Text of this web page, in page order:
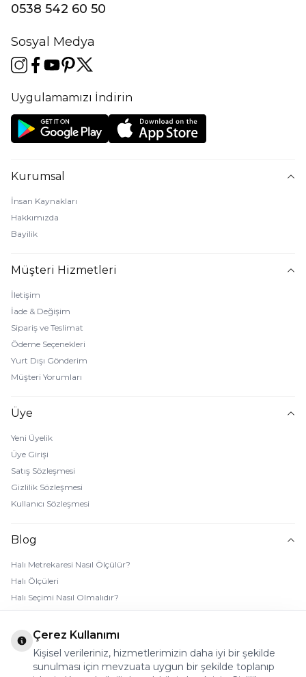
0538 542 60 50
Sosyal Medya
Uygulamamızı İndirin
Kurumsal
İnsan Kaynakları
Hakkımızda
Bayilik
Müşteri Hizmetleri
İletişim
İade & Değişim
Sipariş ve Teslimat
Ödeme Seçenekleri
Yurt Dışı Gönderim
Müşteri Yorumları
Üye
Yeni Üyelik
Üye Girişi
Satış Sözleşmesi
Gizlilik Sözleşmesi
Kullanıcı Sözleşmesi
Blog
Halı Metrekaresi Nasıl Ölçülür?
Halı Ölçüleri
Halı Seçimi Nasıl Olmalıdır?
Halı Rengi Nasıl Seçilir?
Halı Temizliği Nasıl Yapılır?
Bebek Halı Temizliği Nasıl Yapılır?
7 Adımda Halı Lekesi Çıkarma
Çerez Kullanımı
Kişisel verileriniz, hizmetlerimizin daha iyi bir şekilde
sunulması için mevzuata uygun bir şekilde toplanıp